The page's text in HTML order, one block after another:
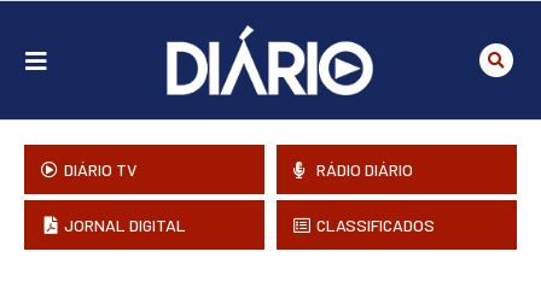
DIÁRIO TV RÁDIO DIÁRIO
JORNAL DIGITAL CLASSIFICADOS